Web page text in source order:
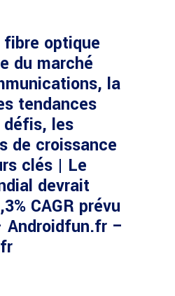
optique
du marché
la
tendances
les
de croissance
clés | Le
devrait
CAGR prévu
Androidfun.fr –